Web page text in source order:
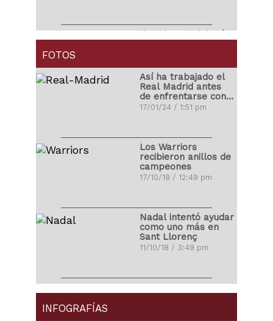
Ibrahimovic debutó
Carlos Correa
propuso matrimonio
Ronald Vargas se
fracturó la tibia y el
Miguel Cabrera
protagonizó pelea
FOTOS
Así ha trabajado el
Real Madrid antes
de enfrentarse con
el Atleti
17/01/24 / 1:51 pm
Los Warriors
recibieron anillos de
campeones
17/10/18 / 12:49 pm
Nadal intentó ayudar
como uno más en
Sant Llorenç
11/10/18 / 3:49 pm
LeBron James
INFOGRAFÍAS